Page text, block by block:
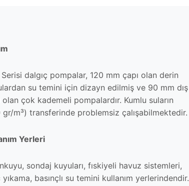
Serisi dalgıç pompalar, 120 mm çapı olan derin
su temini için dizayn edilmiş ve 90 mm dış
olan çok kademeli pompalardır. Kumlu suların
gr/m³) transferinde problemsiz çalışabilmektedir.
Yerleri
sondaj kuyuları, fıskiyeli havuz sistemleri,
yıkama, basınçlı su temini kullanım yerlerindendir.